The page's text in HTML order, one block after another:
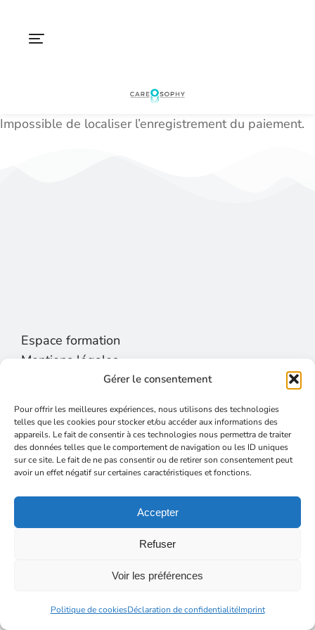
Gérer le consentement
Pour offrir les meilleures expériences, nous utilisons des technologies
telles que les cookies pour stocker et/ou accéder aux informations des
appareils. Le fait de consentir à ces technologies nous permettra de traiter
des données telles que le comportement de navigation ou les ID uniques
sur ce site. Le fait de ne pas consentir ou de retirer son consentement peut
avoir un effet négatif sur certaines caractéristiques et fonctions.
Accepter
Refuser
Voir les préférences
Politique de cookiesDéclaration de confidentialitéImprint
Impossible de localiser l’enregistrement du paiement.
Espace formation
Mentions légales
Politique de cookies
Déclaration de confidentialité
Politique de cookies
Accessibilité
All rights reserved 2022 ©Careosophy